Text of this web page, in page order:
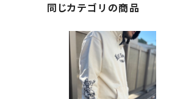
同じカテゴリの商品